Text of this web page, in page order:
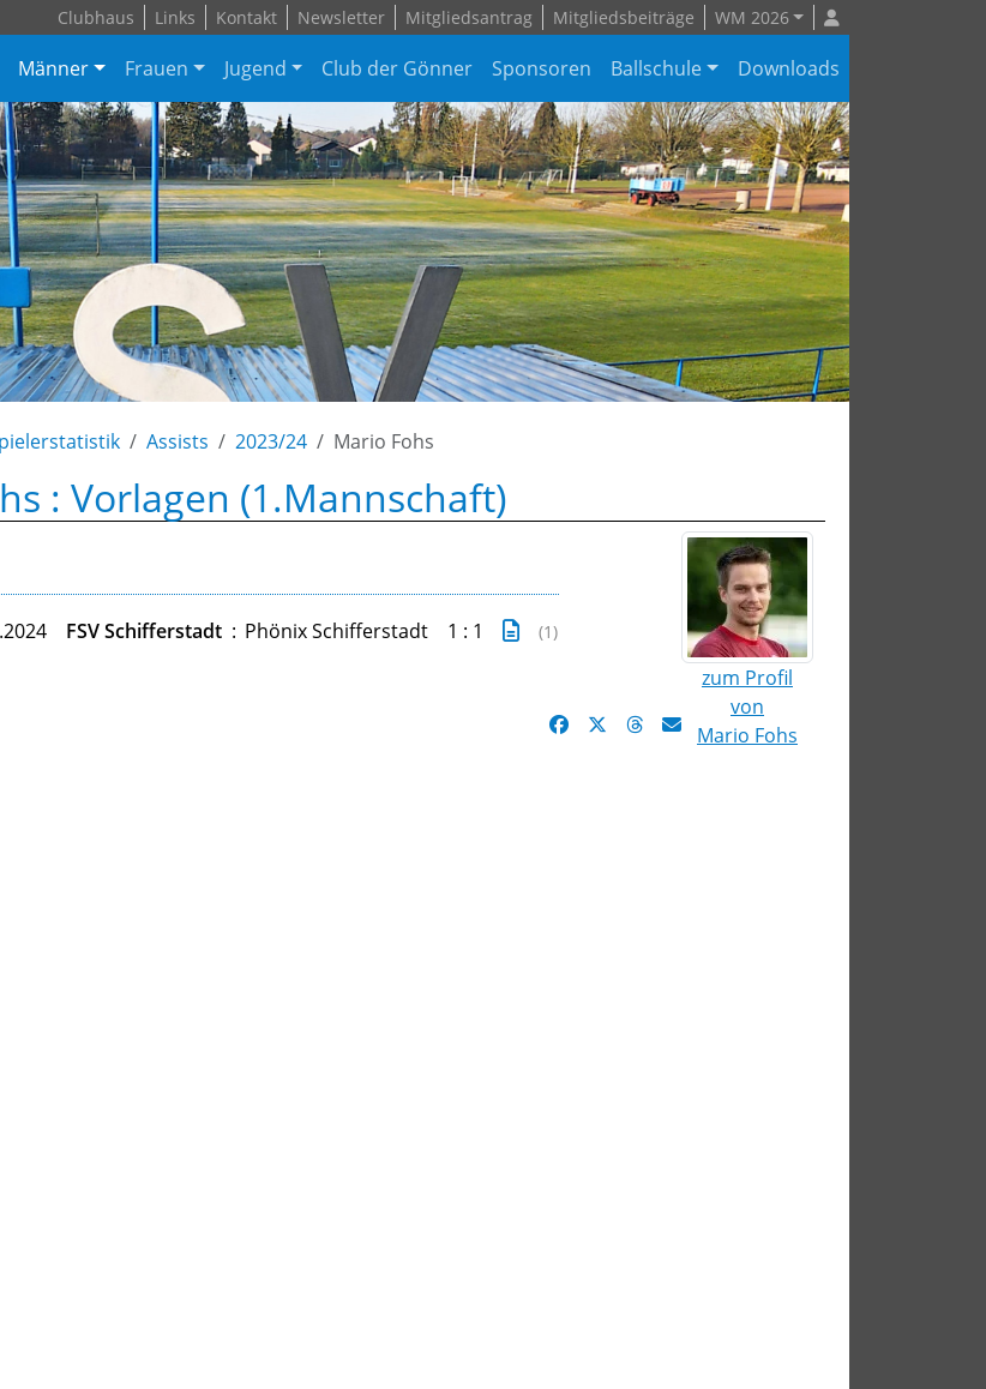
Clubhaus Links Kontakt Newsletter Mitgliedsantrag Mitgliedsbeiträge WM 2026
Männer Frauen Jugend Club der Gönner Sponsoren Ballschule Downloads
Assists 2023/24 Mario Fohs
: Vorlagen (1.Mannschaft)
zum Profil
von
Mario Fohs
FSV Schifferstadt : Phönix Schifferstadt 1 : 1 (1)